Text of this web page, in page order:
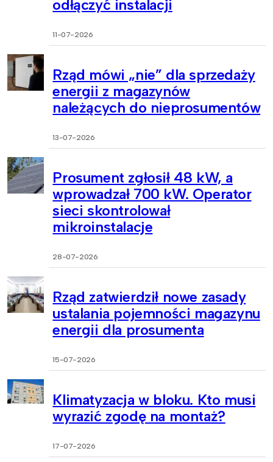
odłączyć instalacji
11-07-2026
Rząd mówi „nie” dla sprzedaży
energii z magazynów
należących do nieprosumentów
13-07-2026
Prosument zgłosił 48 kW, a
wprowadzał 700 kW. Operator
sieci skontrolował
mikroinstalacje
28-07-2026
Rząd zatwierdził nowe zasady
ustalania pojemności magazynu
energii dla prosumenta
15-07-2026
Klimatyzacja w bloku. Kto musi
wyrazić zgodę na montaż?
17-07-2026